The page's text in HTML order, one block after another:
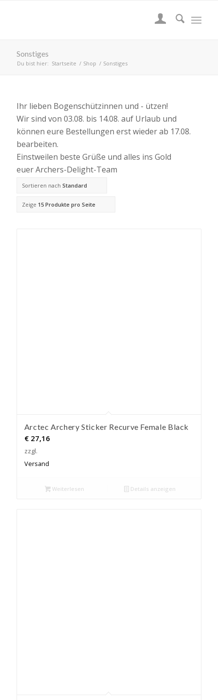
Sonstiges
Du bist hier: Startseite / Shop / Sonstiges
Ihr lieben Bogenschützinnen und - ützen!
Wir sind von 03.08. bis 14.08. auf Urlaub und
können eure Bestellungen erst wieder ab 17.08.
bearbeiten.
Einstweilen beste Grüße und alles ins Gold
euer Archers-Delight-Team
Sortieren nach Standard
Zeige 15 Produkte pro Seite
Arctec Archery Sticker Recurve Female Black
€27,16
zzgl.
Versand
Weiterlesen Details anzeigen